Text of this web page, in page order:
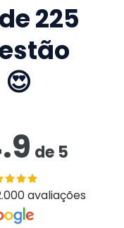
225
de 5
avaliações